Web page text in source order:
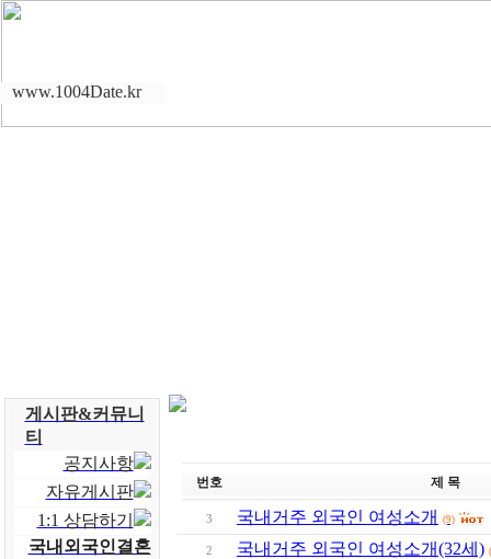
www.1004Date.kr
게시판&커뮤니
티
공지사항
자유게시판
1:1 상담하기
국내외국인결혼
번호 제 목
3 국내거주 외국인 여성소개 (9)
2 국내거주 외국인 여성소개(32세)